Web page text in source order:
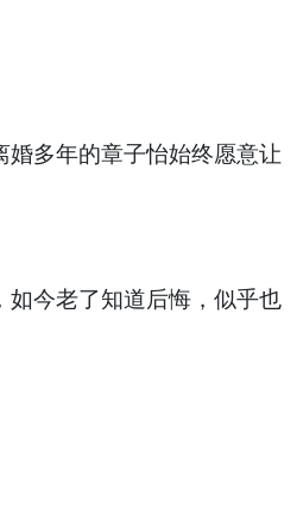
多年的章子怡始终愿意让
今老了知道后悔，似乎也